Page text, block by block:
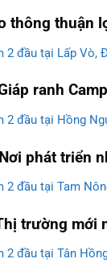
thông thuận
2 đầu tại Lấp Vò,
ranh
2 đầu tại Hồng
phát triển
2 đầu tại Tam
trường mới
2 đầu tại Tân